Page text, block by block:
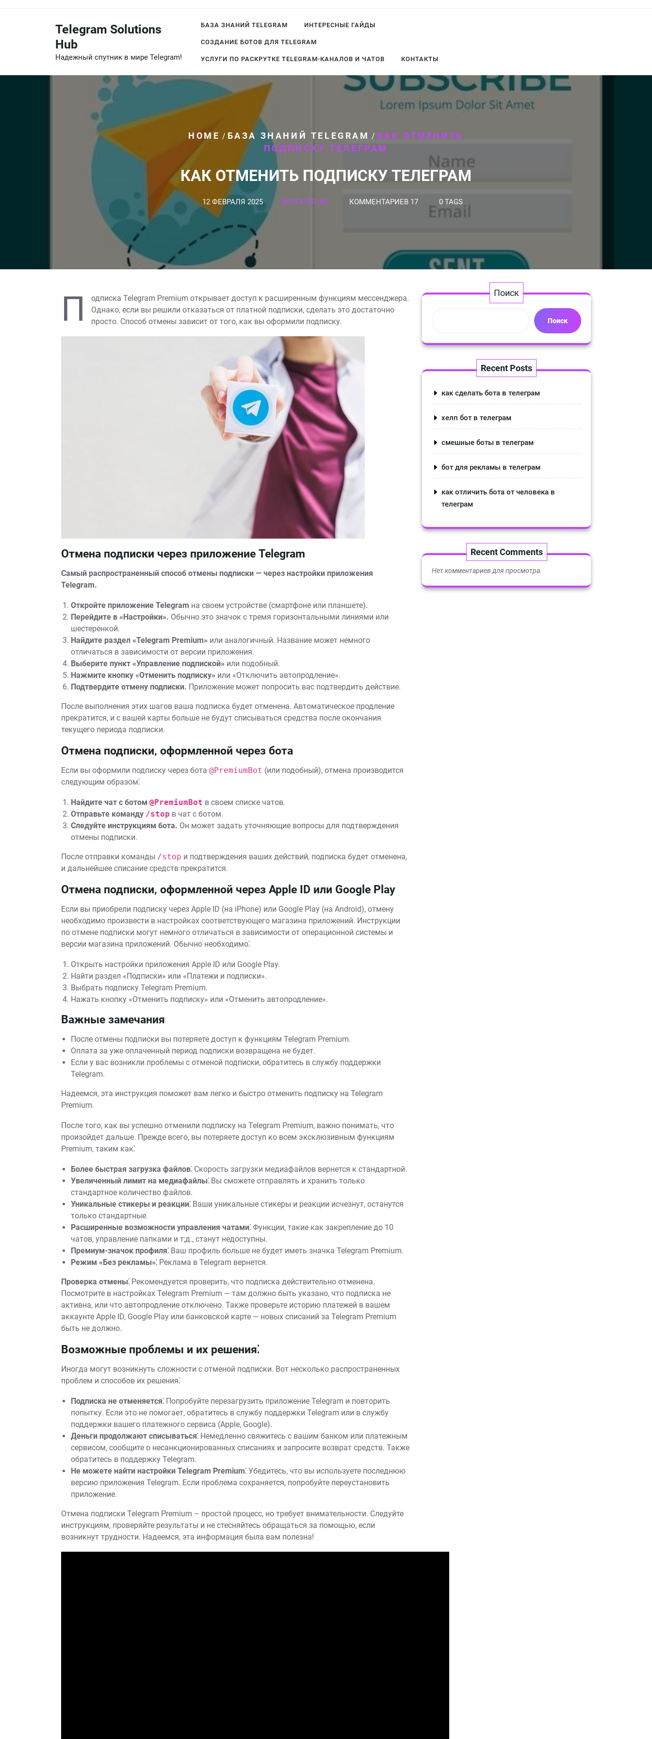
Telegram Solutions
Hub
Надежный спутник в мире Telegram!
БАЗА ЗНАНИЙ TELEGRAM ИНТЕРЕСНЫЕ ГАЙДЫ
СОЗДАНИЕ БОТОВ ДЛЯ TELEGRAM
УСЛУГИ ПО РАСКРУТКЕ TELEGRAM-КАНАЛОВ И ЧАТОВ КОНТАКТЫ
HOME / БАЗА ЗНАНИЙ TELEGRAM / КАК ОТМЕНИТЬ
ПОДПИСКУ ТЕЛЕГРАМ
КАК ОТМЕНИТЬ ПОДПИСКУ ТЕЛЕГРАМ
12 ФЕВРАЛЯ 2025 BOTFATER_RU КОММЕНТАРИЕВ 17 0 TAGS
П
одписка Telegram Premium открывает доступ к расширенным функциям мессенджера.
Однако‚ если вы решили отказаться от платной подписки‚ сделать это достаточно
просто. Способ отмены зависит от того‚ как вы оформили подписку.
Отмена подписки через приложение Telegram
Самый распространенный способ отмены подписки — через настройки приложения
Telegram.
Откройте приложение Telegram на своем устройстве (смартфоне или планшете).
Перейдите в «Настройки». Обычно это значок с тремя горизонтальными линиями или
шестеренкой.
Найдите раздел «Telegram Premium» или аналогичный. Название может немного
отличаться в зависимости от версии приложения.
Выберите пункт «Управление подпиской» или подобный.
Нажмите кнопку «Отменить подписку» или «Отключить автопродление».
Подтвердите отмену подписки. Приложение может попросить вас подтвердить действие.
После выполнения этих шагов ваша подписка будет отменена. Автоматическое продление
прекратится‚ и с вашей карты больше не будут списываться средства после окончания
текущего периода подписки.
Отмена подписки‚ оформленной через бота
Если вы оформили подписку через бота @PremiumBot (или подобный)‚ отмена производится
следующим образом⁚
Найдите чат с ботом @PremiumBot в своем списке чатов.
Отправьте команду /stop в чат с ботом.
Следуйте инструкциям бота. Он может задать уточняющие вопросы для подтверждения
отмены подписки.
После отправки команды /stop и подтверждения ваших действий‚ подписка будет отменена‚
и дальнейшее списание средств прекратится.
Отмена подписки‚ оформленной через Apple ID или Google Play
Если вы приобрели подписку через Apple ID (на iPhone) или Google Play (на Android)‚ отмену
необходимо произвести в настройках соответствующего магазина приложений. Инструкции
по отмене подписки могут немного отличаться в зависимости от операционной системы и
версии магазина приложений. Обычно необходимо⁚
Открыть настройки приложения Apple ID или Google Play.
Найти раздел «Подписки» или «Платежи и подписки».
Выбрать подписку Telegram Premium.
Нажать кнопку «Отменить подписку» или «Отменить автопродление».
Важные замечания
После отмены подписки вы потеряете доступ к функциям Telegram Premium.
Оплата за уже оплаченный период подписки возвращена не будет.
Если у вас возникли проблемы с отменой подписки‚ обратитесь в службу поддержки
Telegram.
Надеемся‚ эта инструкция поможет вам легко и быстро отменить подписку на Telegram
Premium.
После того‚ как вы успешно отменили подписку на Telegram Premium‚ важно понимать‚ что
произойдет дальше. Прежде всего‚ вы потеряете доступ ко всем эксклюзивным функциям
Premium‚ таким как⁚
Более быстрая загрузка файлов⁚ Скорость загрузки медиафайлов вернется к стандартной.
Увеличенный лимит на медиафайлы⁚ Вы сможете отправлять и хранить только
стандартное количество файлов.
Уникальные стикеры и реакции⁚ Ваши уникальные стикеры и реакции исчезнут‚ останутся
только стандартные.
Расширенные возможности управления чатами⁚ Функции‚ такие как закрепление до 10
чатов‚ управление папками и т;д.‚ станут недоступны.
Премиум-значок профиля⁚ Ваш профиль больше не будет иметь значка Telegram Premium.
Режим «Без рекламы»⁚ Реклама в Telegram вернется.
Проверка отмены⁚ Рекомендуется проверить‚ что подписка действительно отменена.
Посмотрите в настройках Telegram Premium — там должно быть указано‚ что подписка не
активна‚ или что автопродление отключено. Также проверьте историю платежей в вашем
аккаунте Apple ID‚ Google Play или банковской карте — новых списаний за Telegram Premium
быть не должно.
Возможные проблемы и их решения⁚
Иногда могут возникнуть сложности с отменой подписки. Вот несколько распространенных
проблем и способов их решения⁚
Подписка не отменяется⁚ Попробуйте перезагрузить приложение Telegram и повторить
попытку. Если это не помогает‚ обратитесь в службу поддержки Telegram или в службу
поддержки вашего платежного сервиса (Apple‚ Google).
Деньги продолжают списываться⁚ Немедленно свяжитесь с вашим банком или платежным
сервисом‚ сообщите о несанкционированных списаниях и запросите возврат средств. Также
обратитесь в поддержку Telegram.
Не можете найти настройки Telegram Premium⁚ Убедитесь‚ что вы используете последнюю
версию приложения Telegram. Если проблема сохраняется‚ попробуйте переустановить
приложение.
Отмена подписки Telegram Premium – простой процесс‚ но требует внимательности. Следуйте
инструкциям‚ проверяйте результаты и не стесняйтесь обращаться за помощью‚ если
возникнут трудности. Надеемся‚ эта информация была вам полезна!
Поиск
Поиск
Recent Posts
как сделать бота в телеграм
хелп бот в телеграм
смешные боты в телеграм
бот для рекламы в телеграм
как отличить бота от человека в
телеграм
Recent Comments
Нет комментариев для просмотра.